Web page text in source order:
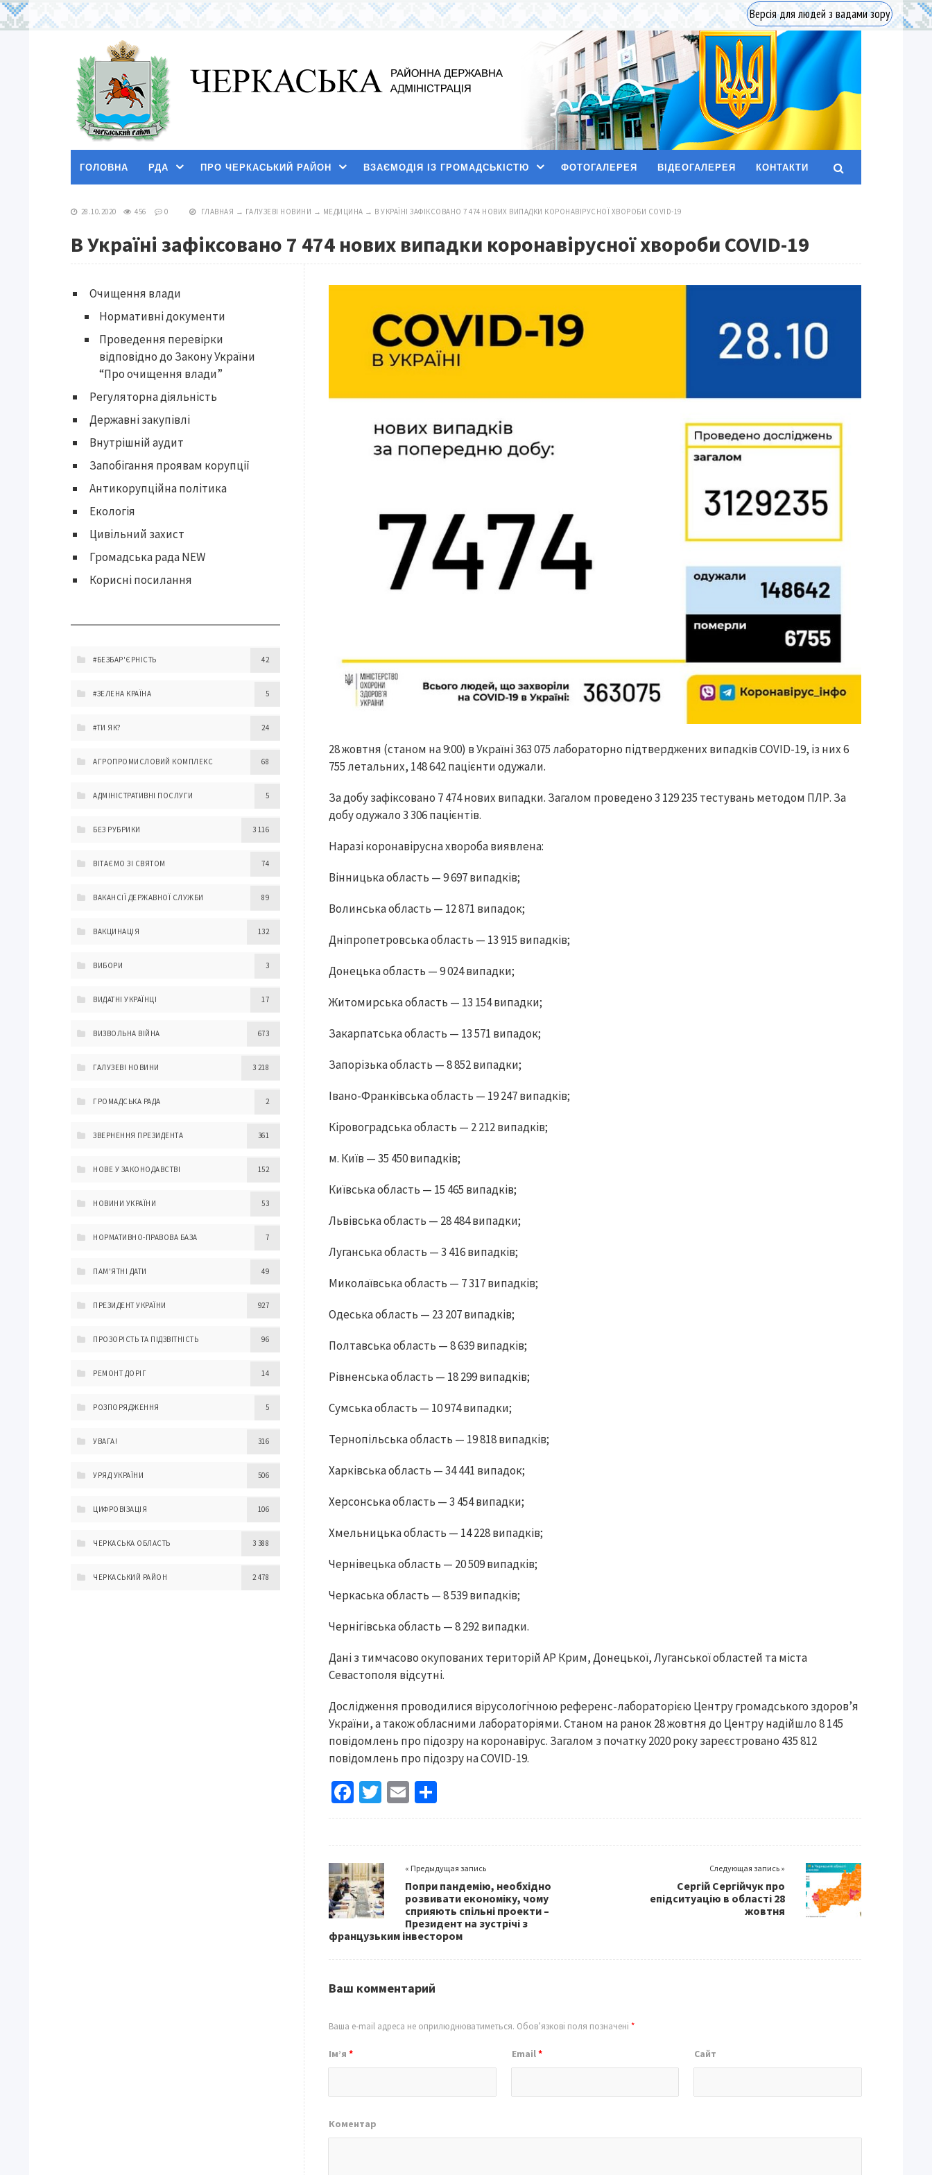
Версія для людей з вадами зору
ГОЛОВНА РДА ПРО ЧЕРКАСЬКИЙ РАЙОН ВЗАЄМОДІЯ ІЗ ГРОМАДСЬКІСТЮ ФОТОГАЛЕРЕЯ ВІДЕОГАЛЕРЕЯ КОНТАКТИ
28.10.2020 456 0 ГЛАВНАЯ → ГАЛУЗЕВІ НОВИНИ → МЕДИЦИНА → В УКРАЇНІ ЗАФІКСОВАНО 7 474 НОВИХ ВИПАДКИ КОРОНАВІРУСНОЇ ХВОРОБИ COVID-19
В Україні зафіксовано 7 474 нових випадки коронавірусної хвороби COVID-19
28 жовтня (станом на 9:00) в Україні 363 075 лабораторно підтверджених випадків COVID-19, із них 6
755 летальних, 148 642 пацієнти одужали.
За добу зафіксовано 7 474 нових випадки. Загалом проведено 3 129 235 тестувань методом ПЛР. За
добу одужало 3 306 пацієнтів.
Наразі коронавірусна хвороба виявлена:
Вінницька область — 9 697 випадків;
Волинська область — 12 871 випадок;
Дніпропетровська область — 13 915 випадків;
Донецька область — 9 024 випадки;
Житомирська область — 13 154 випадки;
Закарпатська область — 13 571 випадок;
Запорізька область — 8 852 випадки;
Івано-Франківська область — 19 247 випадків;
Кіровоградська область — 2 212 випадків;
м. Київ — 35 450 випадків;
Київська область — 15 465 випадків;
Львівська область — 28 484 випадки;
Луганська область — 3 416 випадків;
Миколаївська область — 7 317 випадків;
Одеська область — 23 207 випадків;
Полтавська область — 8 639 випадків;
Рівненська область — 18 299 випадків;
Сумська область — 10 974 випадки;
Тернопільська область — 19 818 випадків;
Харківська область — 34 441 випадок;
Херсонська область — 3 454 випадки;
Хмельницька область — 14 228 випадків;
Чернівецька область — 20 509 випадків;
Черкаська область — 8 539 випадків;
Чернігівська область — 8 292 випадки.
Дані з тимчасово окупованих територій АР Крим, Донецької, Луганської областей та міста
Севастополя відсутні.
Дослідження проводилися вірусологічною референс-лабораторією Центру громадського здоров’я
України, а також обласними лабораторіями. Станом на ранок 28 жовтня до Центру надійшло 8 145
повідомлень про підозру на коронавірус. Загалом з початку 2020 року зареєстровано 435 812
повідомлень про підозру на COVID-19.
Fa
ce
o
o
k
T
wi
er
E
m
l
h
« Предыдущая запись
Попри пандемію, необхідно
розвивати економіку, чому
сприяють спільні проекти –
Президент на зустрічі з
французьким інвестором
Следующая запись »
Сергій Сергійчук про
епідситуацію в області 28
жовтня
Ваш комментарий
Ваша e-mail адреса не оприлюднюватиметься. Обов’язкові поля позначені*
Ім’я* Email* Сайт
Коментар
Очищення влади
Нормативні документи
Проведення перевірки
відповідно до Закону України
“Про очищення влади”
Регуляторна діяльність
Державні закупівлі
Внутрішній аудит
Запобігання проявам корупції
Антикорупційна політика
Екологія
Цивільний захист
Громадська рада NEW
Корисні посилання
#БЕЗБАР'ЄРНІСТЬ 42
#ЗЕЛЕНА КРАЇНА 5
#ТИ ЯК? 24
АГРОПРОМИСЛОВИЙ КОМПЛЕКС 68
АДМІНІСТРАТИВНІ ПОСЛУГИ 5
БЕЗ РУБРИКИ 3 116
ВІТАЄМО ЗІ СВЯТОМ 74
ВАКАНСІЇ ДЕРЖАВНОЇ СЛУЖБИ 89
ВАКЦИНАЦІЯ 132
ВИБОРИ 3
ВИДАТНІ УКРАЇНЦІ 17
ВИЗВОЛЬНА ВІЙНА 673
ГАЛУЗЕВІ НОВИНИ 3 218
ГРОМАДСЬКА РАДА 2
ЗВЕРНЕННЯ ПРЕЗИДЕНТА 361
НОВЕ У ЗАКОНОДАВСТВІ 152
НОВИНИ УКРАЇНИ 53
НОРМАТИВНО-ПРАВОВА БАЗА 7
ПАМ'ЯТНІ ДАТИ 49
ПРЕЗИДЕНТ УКРАЇНИ 927
ПРОЗОРІСТЬ ТА ПІДЗВІТНІСТЬ 96
РЕМОНТ ДОРІГ 14
РОЗПОРЯДЖЕННЯ 5
УВАГА! 316
УРЯД УКРАЇНИ 506
ЦИФРОВІЗАЦІЯ 106
ЧЕРКАСЬКА ОБЛАСТЬ 3 388
ЧЕРКАСЬКИЙ РАЙОН 2 478